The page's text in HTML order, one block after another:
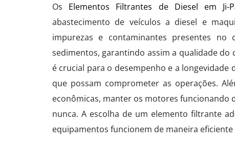
Os Elementos Filtrantes de Diesel em Ji-
abastecimento de veículos a diesel e
impurezas e contaminantes presentes
sedimentos, garantindo assim a qualidade
é crucial para o desempenho e a
que possam comprometer as operações.
econômicas, manter os motores
nunca. A escolha de um elemento filtrante
equipamentos funcionem de maneira eficiente